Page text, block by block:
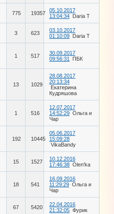
775 19357
05.10.2017
13:04:34
Daria T
3 623
03.10.2017
01:10:09
Daria T
1 517
30.09.2017
09:56:31
ПБК
13 1029
28.08.2017
20:13:34
Екатерина
Кудряшова
1 516
12.07.2017
14:52:29 Ольга и
Чар
192 10445
05.06.2017
15:09:28
VikaBandy
15 1527
10.12.2016
17:46:38 Olen'ka
18 541
16.09.2016
11:29:29 Ольга и
Чар
67 5420
22.04.2016
21:32:05 Фурик